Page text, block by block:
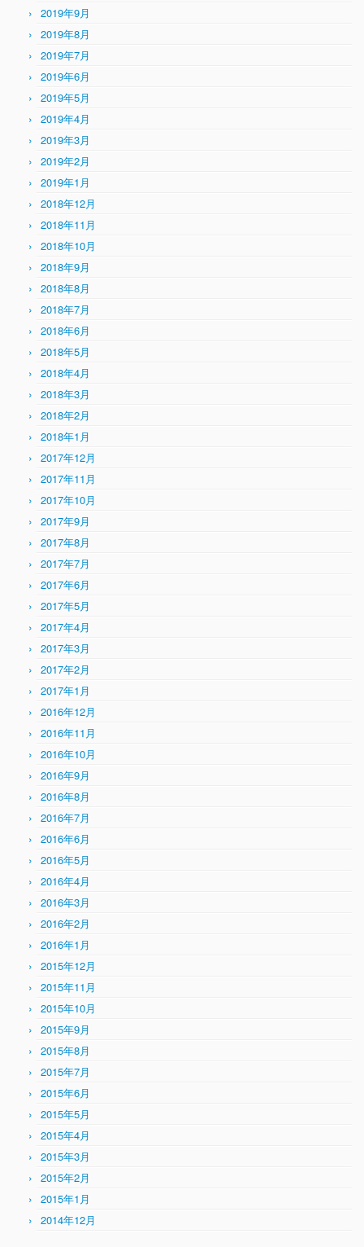
2019年9月
2019年8月
2019年7月
2019年6月
2019年5月
2019年4月
2019年3月
2019年2月
2019年1月
2018年12月
2018年11月
2018年10月
2018年9月
2018年8月
2018年7月
2018年6月
2018年5月
2018年4月
2018年3月
2018年2月
2018年1月
2017年12月
2017年11月
2017年10月
2017年9月
2017年8月
2017年7月
2017年6月
2017年5月
2017年4月
2017年3月
2017年2月
2017年1月
2016年12月
2016年11月
2016年10月
2016年9月
2016年8月
2016年7月
2016年6月
2016年5月
2016年4月
2016年3月
2016年2月
2016年1月
2015年12月
2015年11月
2015年10月
2015年9月
2015年8月
2015年7月
2015年6月
2015年5月
2015年4月
2015年3月
2015年2月
2015年1月
2014年12月